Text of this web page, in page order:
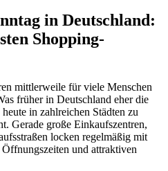
in Deutschland:
Shopping-
mittlerweile für viele Menschen
früher in Deutschland eher die
in zahlreichen Städten zu
Gerade große Einkaufszentren,
locken regelmäßig mit
und attraktiven